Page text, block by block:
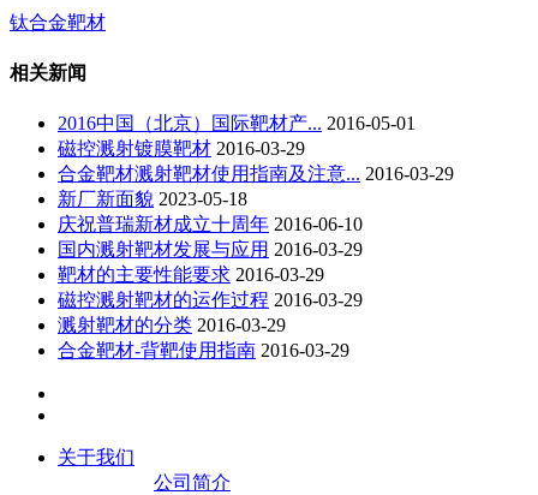
钛合金靶材
相关新闻
2016中国（北京）国际靶材产... 2016-05-01
磁控溅射镀膜靶材 2016-03-29
合金靶材溅射靶材使用指南及注意... 2016-03-29
新厂新面貌 2023-05-18
庆祝普瑞新材成立十周年 2016-06-10
国内溅射靶材发展与应用 2016-03-29
靶材的主要性能要求 2016-03-29
磁控溅射靶材的运作过程 2016-03-29
溅射靶材的分类 2016-03-29
合金靶材-背靶使用指南 2016-03-29
关于我们
公司简介